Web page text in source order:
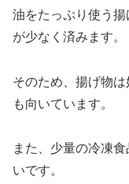
油をたっぷり使う
が少なく済みます。
そのため、揚げ物
も向いています。
また、少量の冷凍
いです。